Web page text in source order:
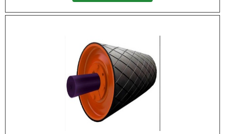
comprometimento com os resultados dos
HIDRÁULICOHá muitas maneiras eficientes de
demonstrar competência e excelência em uma área
de atuação. A Master Serviços e Usinagem canaliza
sua energia em proporcionar uma estrutura com:
Escritório de alta qualidade onde são realizadas as
atividades; Estrutura suficiente para atender todas
as demandas; Amplo catálogo de produtos. Tudo
isso para que se tenha recuperação cilindro